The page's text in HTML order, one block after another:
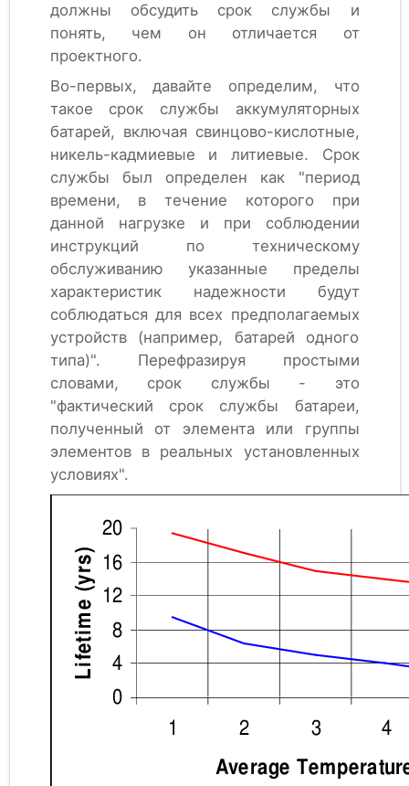
должны обсудить срок службы и
понять, чем он отличается от
проектного.
Во-первых, давайте определим, что
такое срок службы аккумуляторных
батарей, включая свинцово-кислотные,
никель-кадмиевые и литиевые. Срок
службы был определен как "период
времени, в течение которого при
данной нагрузке и при соблюдении
инструкций по техническому
обслуживанию указанные пределы
характеристик надежности будут
соблюдаться для всех предполагаемых
устройств (например, батарей одного
типа)". Перефразируя простыми
словами, срок службы - это
"фактический срок службы батареи,
полученный от элемента или группы
элементов в реальных установленных
условиях".